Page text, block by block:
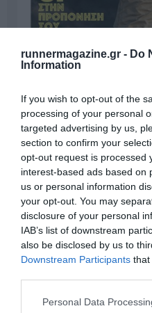
runnermagazine.gr - Do
Information
If you wish to opt-out of the
processing of your personal
targeted advertising by us,
section to confirm your
opt-out request is processed
interest-based ads based on
us or personal information
your opt-out. You may
disclosure of your personal
IAB’s list of downstream
also be disclosed by us to
Downstream Participants that
Personal Data
Γίνε